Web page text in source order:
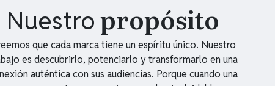
Nuestropropósito
que cada marca tiene un espíritu único. Nuestro
es descubrirlo, potenciarlo y transformarlo en una
auténtica con sus audiencias. Porque cuando una